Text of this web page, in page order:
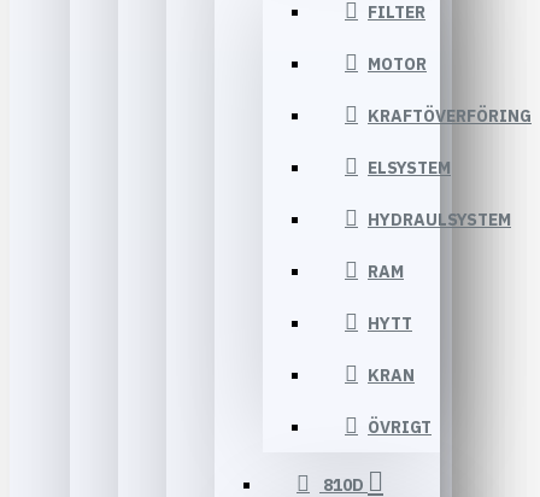
FILTER
MOTOR
KRAFTÖVERFÖRING
ELSYSTEM
HYDRAULSYSTEM
RAM
HYTT
KRAN
ÖVRIGT
810D